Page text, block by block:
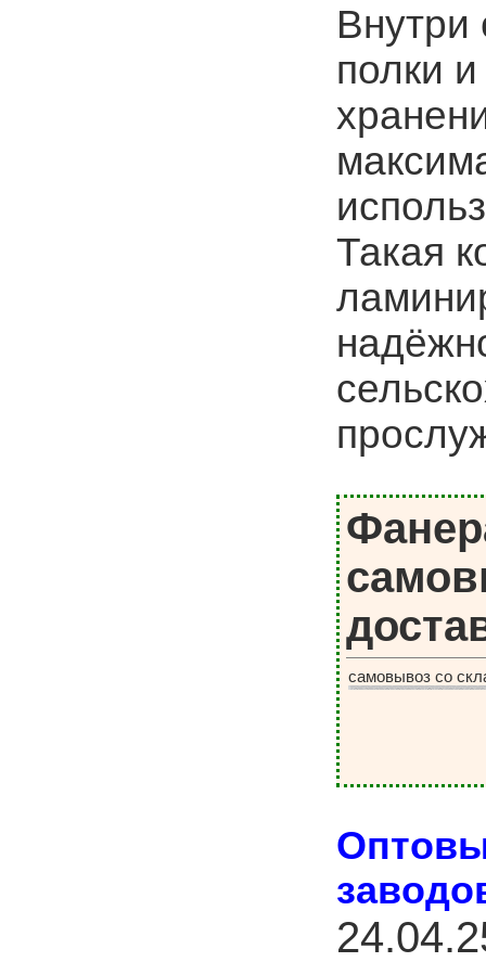
Внутри
полки
Такая
самовывоз со